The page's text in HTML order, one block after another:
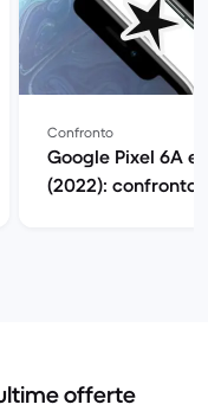
Confronto
Google Pixel 6A e
(2022): confronto
offerte